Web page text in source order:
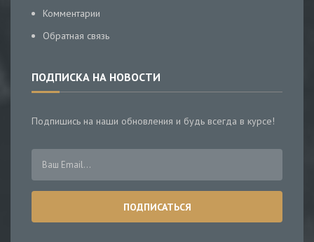
Комментарии
Обратная связь
ПОДПИСКА НА НОВОСТИ
Подпишись на наши обновления и будь всегда в курсе!